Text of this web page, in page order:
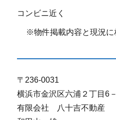
コンビニ近く
※物件掲載内容と現況に
〒236-0031
横浜市金沢区六浦２丁目6
有限会社 八十吉不動産